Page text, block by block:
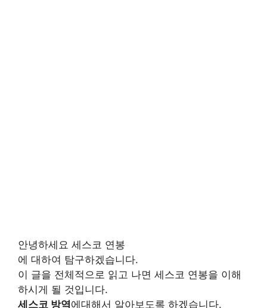
안녕하세요 세스코 연봉
에 대하여 탐구하겠습니다.
이 글을 전체적으로 읽고 나면 세스코 연봉을 이해
하시게 될 것입니다.
세스코 방역에대해서 알아보도록 하겠습니다.